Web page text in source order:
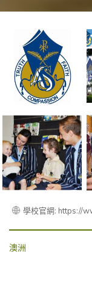
學校官網: https://
澳洲